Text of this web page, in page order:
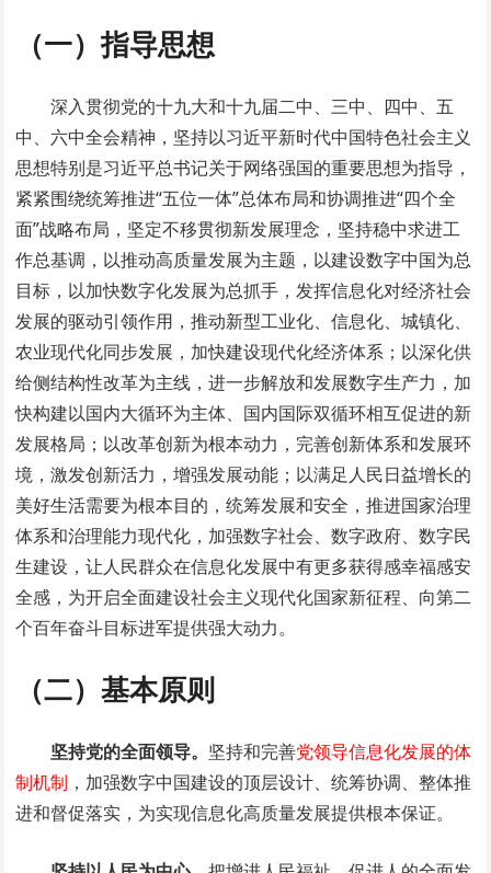
（一）指导思想
深入贯彻党的十九大和十九届二中、三中、四中、五
中、六中全会精神，坚持以习近平新时代中国特色社会主义
思想特别是习近平总书记关于网络强国的重要思想为指导，
紧紧围绕统筹推进“五位一体”总体布局和协调推进“四个全
面”战略布局，坚定不移贯彻新发展理念，坚持稳中求进工
作总基调，以推动高质量发展为主题，以建设数字中国为总
目标，以加快数字化发展为总抓手，发挥信息化对经济社会
发展的驱动引领作用，推动新型工业化、信息化、城镇化、
农业现代化同步发展，加快建设现代化经济体系；以深化供
给侧结构性改革为主线，进一步解放和发展数字生产力，加
快构建以国内大循环为主体、国内国际双循环相互促进的新
发展格局；以改革创新为根本动力，完善创新体系和发展环
境，激发创新活力，增强发展动能；以满足人民日益增长的
美好生活需要为根本目的，统筹发展和安全，推进国家治理
体系和治理能力现代化，加强数字社会、数字政府、数字民
生建设，让人民群众在信息化发展中有更多获得感幸福感安
全感，为开启全面建设社会主义现代化国家新征程、向第二
个百年奋斗目标进军提供强大动力。
（二）基本原则
坚持党的全面领导。 坚持和完善党领导信息化发展的体
制机制 ，加强数字中国建设的顶层设计、统筹协调、整体推
进和督促落实，为实现信息化高质量发展提供根本保证。